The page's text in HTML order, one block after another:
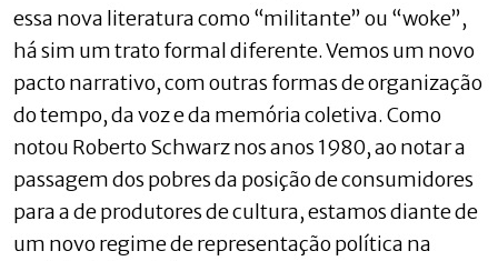
essa nova literatura como “militante” ou “woke”,
há sim um trato formal diferente. Vemos um novo
pacto narrativo, com outras formas de organização
do tempo, da voz e da memória coletiva. Como
notou Roberto Schwarz nos anos 1980, ao notar a
passagem dos pobres da posição de consumidores
para a de produtores de cultura, estamos diante de
um novo regime de representação política na